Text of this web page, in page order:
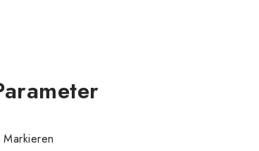
Markieren